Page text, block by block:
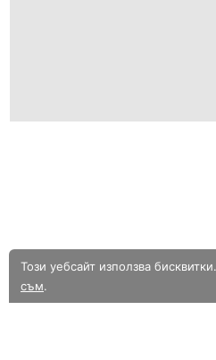
Този уебсайт използва бисквитки.
съм.